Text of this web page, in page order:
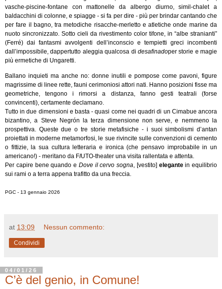
vasche-piscine-fontane con mattonelle da albergo diurno, simil-chalet a
baldacchini di colonne, e spiagge - si fa per dire - più per brindar cantando che
per fare il bagno, tra metodiche risacche-merletto e atletiche onde marine da
nuoto sincronizzato. Sotto cieli da rivestimento color tifone, in “albe stranianti”
(Ferré) dai fantasmi avvolgenti dell’inconscio e tempietti greci incombenti
dall’impossibile, dappertutto aleggia qualcosa di desafinadoper storie e magie
più ermetiche di Ungaretti.
Ballano inquieti ma anche no: donne inutili e pompose come pavoni, figure
magrissime di linee rette, fauni cerimoniosi attori nati. Hanno posizioni fisse ma
geometriche, tengono i rimorsi a distanza, fanno gesti teatrali (forse
convincenti), certamente declamano.
Tutto in due dimensioni e basta - quasi come nei quadri di un Cimabue ancora
bizantino, a Steve Negrón
la terza dimensione non serve, e nemmeno la
prospettiva. Queste due o tre storie metafisiche - i suoi simbolismi d’antan
proiettati in moderne metamorfosi, le sue rivincite sulle convenzioni di cemento
o fittizie, la sua cultura letteraria e ironica (che pensavo improbabile in un
americano!) - meritano da FIUTO-theater una visita rallentata e attenta.
Per capire bene quando e Dove il cervo sogna, [vestito] elegante in equilibrio
sui rami o a terra appena trafitto da una freccia.
PGC - 13 gennaio 2026
at 13:09 Nessun commento:
Condividi
04/01/26
C’è del genio, in Comune!